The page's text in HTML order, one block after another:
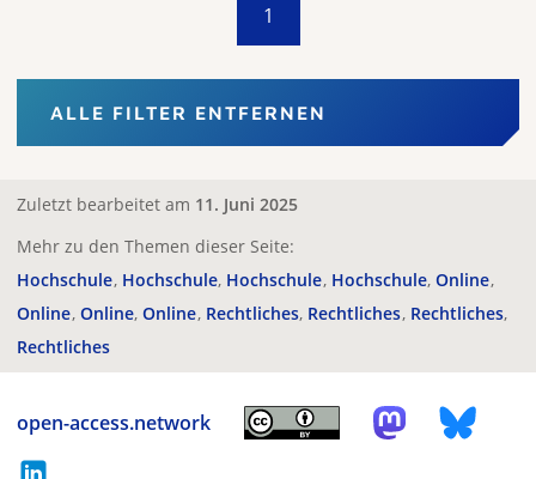
1
ALLE FILTER ENTFERNEN
Zuletzt bearbeitet am 11. Juni 2025
Mehr zu den Themen dieser Seite:
Hochschule Hochschule Hochschule Hochschule Online
Online Online Online Rechtliches Rechtliches Rechtliches
Rechtliches
open-access.network